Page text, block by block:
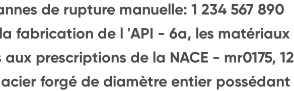
de rupture manuelle: 1 234 567 890
fabrication de l 'API - 6a, les matériaux
prescriptions de la NACE - mr0175, 12
acier forgé de diamètre entier possédant